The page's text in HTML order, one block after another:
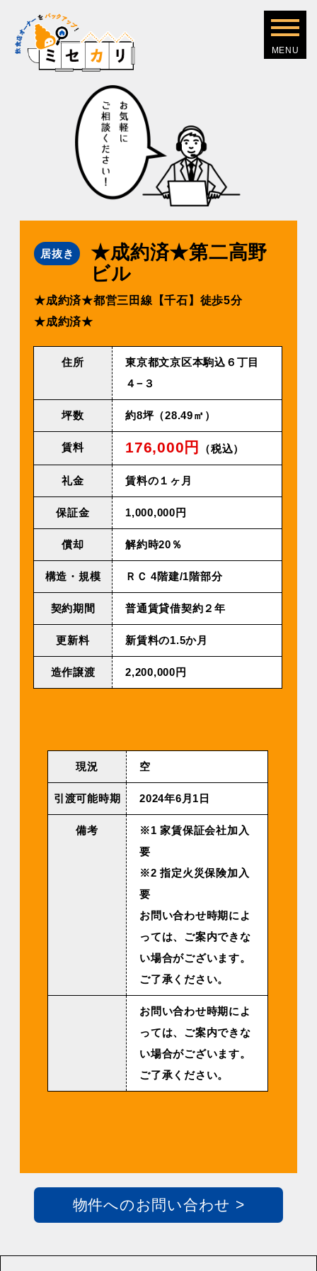
居抜き
★成約済★第⼆⾼野
ビル
★成約済★都営三⽥線【千⽯】徒歩5分
★成約済★
住所
東京都文京区本駒込６丁目
４−３
坪数 約8坪（28.49㎡）
賃料 176,000円 （税込）
礼金 賃料の１ヶ月
保証金 1,000,000円
償却 解約時20％
構造・規模 ＲＣ 4階建/1階部分
契約期間 普通賃貸借契約２年
更新料 新賃料の1.5か月
造作譲渡 2,200,000円
現況 空
引渡可能時期 2024年6⽉1⽇
備考
※1 家賃保証会社加入
要
※2 指定火災保険加入
要
お問い合わせ時期によ
っては、ご案内できな
い場合がございます。
ご了承ください。
お問い合わせ時期によ
っては、ご案内できな
い場合がございます。
ご了承ください。
物件へのお問い合わせ >